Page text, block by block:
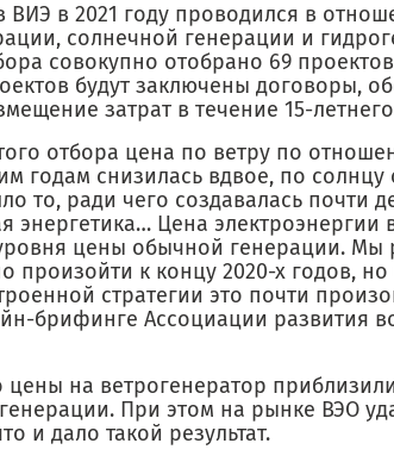
ВИЭ в 2021 году проводился в
солнечной генерации и
совокупно отобрано 69
будут заключены договоры,
затрат в течение 15-
отбора цена по ветру по
годам снизилась вдвое, по солнцу
то, ради чего создавалась почти
энергетика… Цена электроэнергии
цены обычной генерации. Мы
произойти к концу 2020-х годов,
стратегии это почти
брифинге Ассоциации развития
цены на ветрогенератор
При этом на рынке ВЭО
и дало такой результат.